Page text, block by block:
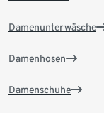
Damenunterwäsche
Damenhosen
Damenschuhe